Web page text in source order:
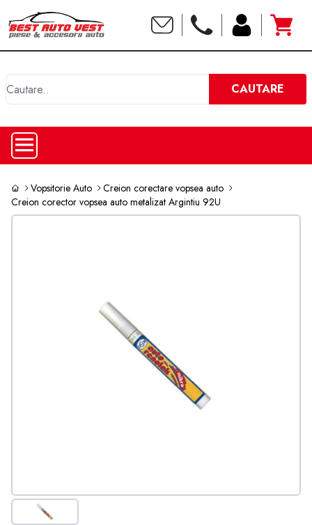
CAUTARE
Vopsitorie Auto
Creion corectare vopsea auto
Creion corector vopsea auto metalizat Argintiu 92U